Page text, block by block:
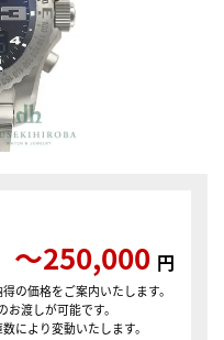
〜250,000 円
の価格をご案内いたします。
渡しが可能です。
により変動いたします。